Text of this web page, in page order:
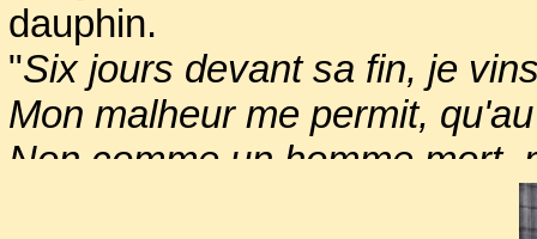
dauphin.
"Six jours devant sa fin, je
Mon malheur me permit,
Non comme un homme mort,
Ou comme un beau bouton